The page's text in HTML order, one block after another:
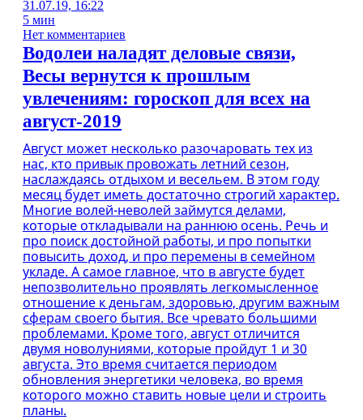
ИнформацияПодписка
31.07.19, 16:22
5 мин
Нет комментариев
Водолеи наладят деловые связи,
Весы вернутся к прошлым
увлечениям: гороскоп для всех на
август-2019
Август может несколько разочаровать тех из
нас, кто привык провожать летний сезон,
наслаждаясь отдыхом и весельем. В этом году
месяц будет иметь достаточно строгий характер.
Многие волей-неволей займутся делами,
которые откладывали на раннюю осень. Речь и
про поиск достойной работы, и про попытки
повысить доход, и про перемены в семейном
укладе. А самое главное, что в августе будет
непозволительно проявлять легкомысленное
отношение к деньгам, здоровью, другим важным
сферам своего бытия. Все чревато большими
проблемами. Кроме того, август отличится
двумя новолуниями, которые пройдут 1 и 30
августа. Это время считается периодом
обновления энергетики человека, во время
которого можно ставить новые цели и строить
планы.